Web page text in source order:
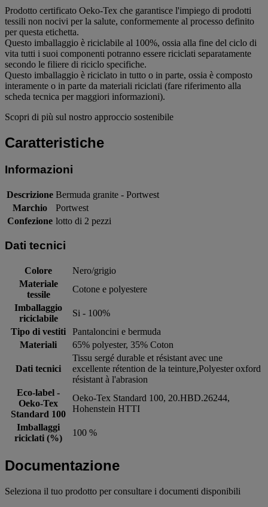
Prodotto certificato Oeko-Tex che garantisce l'impiego di prodotti
tessili non nocivi per la salute, conformemente al processo definito
per questa etichetta.
Questo imballaggio è riciclabile al 100%, ossia alla fine del ciclo di
vita tutti i suoi componenti potranno essere riciclati separatamente
secondo le filiere di riciclo specifiche.
Questo imballaggio è riciclato in tutto o in parte, ossia è composto
interamente o in parte da materiali riciclati (fare riferimento alla
scheda tecnica per maggiori informazioni).
Scopri di più sul nostro approccio sostenibile
Caratteristiche
Informazioni
Descrizione Bermuda granite - Portwest
Marchio
Portwest
Confezione lotto di 2 pezzi
Dati tecnici
Colore
Nero/grigio
Materiale
tessile
Cotone e polyestere
Imballaggio
riciclabile
Si - 100%
Tipo di vestiti
Pantaloncini e bermuda
Materiali
65% polyester, 35% Coton
Dati tecnici
Tissu sergé durable et résistant avec une
excellente rétention de la teinture,Polyester oxford
résistant à l'abrasion
Eco-label -
Oeko-Tex
Standard 100
Oeko-Tex Standard 100, 20.HBD.26244,
Hohenstein HTTI
Imballaggi
riciclati (%)
100 %
Documentazione
Seleziona il tuo prodotto per consultare i documenti disponibili